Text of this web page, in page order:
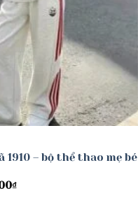
1910 – bộ thể thao mẹ bé
₫Khoảng